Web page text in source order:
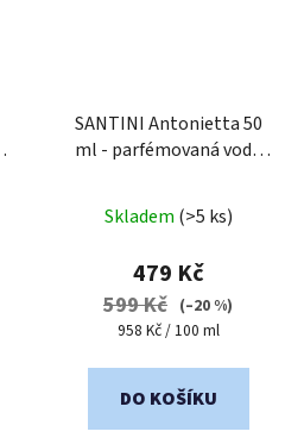
SANTINI Antonietta 50
ml - parfémovaná voda
hodnocení
produktu
je
5,0
5
Skladem (>5 ks)
479 Kč
599 Kč (–20 %)
Měrná
958 Kč / 100 ml
DO KOŠÍKU